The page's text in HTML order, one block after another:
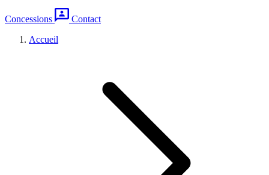
Concessions
Contact
Accueil